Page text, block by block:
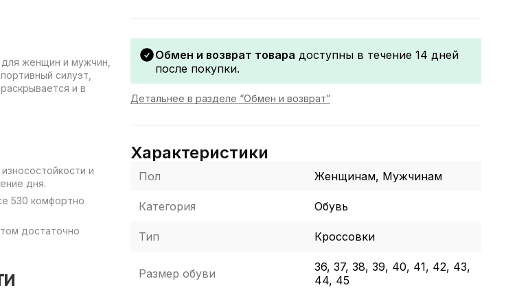
женщин и мужчин,
силуэт,
и в
и
дня.
530 комфортно
достаточно
Обмен и возврат товара доступны в течение 14 дней
после покупки.
Детальнее в разделе “Обмен и возврат”
Характеристики
Пол Женщинам, Мужчинам
Категория Обувь
Тип Кроссовки
Размер обуви
36, 37, 38, 39, 40, 41, 42, 43,
44, 45